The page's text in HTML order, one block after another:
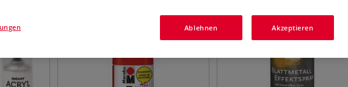
Ablehnen Akzeptieren